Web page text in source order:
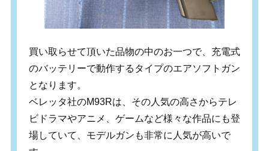
買い取らせて頂いた品物の中のお一つで、充電式
のバッテリーで動作するタイプのエアソフトガン
となります。
ベレッタ社のM93Rは、その人気の高さからテレ
ビドラマやアニメ、ゲームなど様々な作品にも登
場していて、モデルガンも非常に人気が高いで